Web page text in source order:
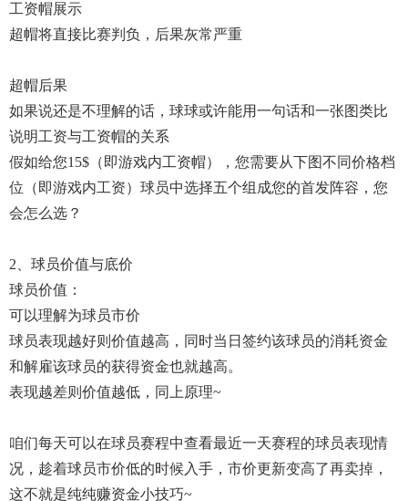
工资帽展示
超帽将直接比赛判负，后果灰常严重
超帽后果
如果说还是不理解的话，球球或许能用一句话和一张图类比
说明工资与工资帽的关系
假如给您15$（即游戏内工资帽），您需要从下图不同价格档
位（即游戏内工资）球员中选择五个组成您的首发阵容，您
会怎么选？
2、球员价值与底价
球员价值：
可以理解为球员市价
球员表现越好则价值越高，同时当日签约该球员的消耗资金
和解雇该球员的获得资金也就越高。
表现越差则价值越低，同上原理~
咱们每天可以在球员赛程中查看最近一天赛程的球员表现情
况，趁着球员市价低的时候入手，市价更新变高了再卖掉，
这不就是纯纯赚资金小技巧~